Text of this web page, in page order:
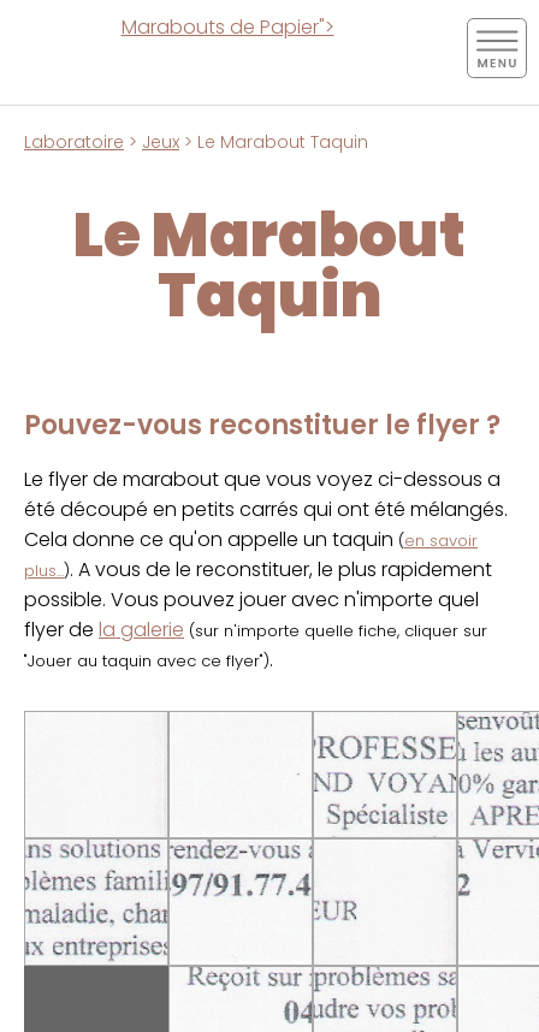
Marabouts de Papier">
Laboratoire > Jeux > Le Marabout Taquin
Le Marabout
Taquin
Pouvez-vous reconstituer le flyer ?
Le flyer de marabout que vous voyez ci-dessous a
été découpé en petits carrés qui ont été mélangés.
Cela donne ce qu'on appelle un taquin (en savoir
plus...). A vous de le reconstituer, le plus rapidement
possible. Vous pouvez jouer avec n'importe quel
flyer de la galerie (sur n'importe quelle fiche, cliquer sur
"Jouer au taquin avec ce flyer").